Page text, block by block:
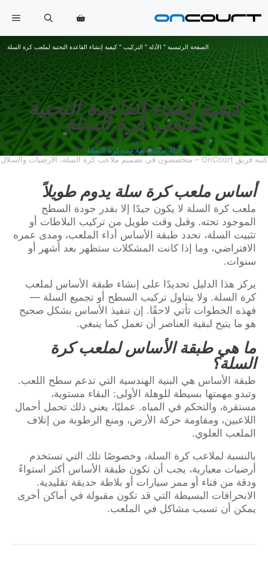
إلى
الصفحة الرئيسية " الأدلة " التركيب " كيفية إنشاء القاعدة التحتية لملعب كرة السلة
كيفية إنشاء القاعدة التحتية
لملعب كرة السلة
أدلة تركيب ملاعب كرة السلة
كتبه فريق OnCourt – متخصصون في تصميم ملاعب كرة السلة، الأرضيات والسلال
أساس ملعب كرة سلة يدوم طويلاً
ملعب كرة السلة لا يكون جيدًا إلا بقدر جودة السطح
الموجود تحته. وقبل وقت طويل من تركيب البلاطات أو
تثبيت السلة، تحدد طبقة الأساس أداء الملعب، ومدى عمره
الافتراضي، وما إذا كانت المشكلات ستظهر بعد أشهر أو
سنوات.
يركز هذا الدليل تحديدًا على إنشاء طبقة الأساس لملعب
كرة السلة. ولا يتناول تركيب السطح أو تجميع السلة —
فهذه الخطوات تأتي لاحقًا. إن تنفيذ الأساس بشكل صحيح
هو ما يتيح لبقية العناصر أن تعمل كما ينبغي.
ما هي طبقة الأساس لملعب كرة
السلة؟
طبقة الأساس هي البنية الهندسية التي تدعم سطح اللعب.
وتبدو مهمتها بسيطة للوهلة الأولى: البقاء مستوية،
مستقرة، والتحكم في المياه. عمليًا، يعني ذلك تحمل أحمال
اللاعبين، ومقاومة حركة الأرض، ومنع الرطوبة من إتلاف
الملعب العلوي.
بالنسبة لملاعب كرة السلة، وخصوصًا تلك التي تستخدم
أرضيات معيارية، يجب أن تكون طبقة الأساس أكثر استواءً
ودقة من فناء أو ممر سيارات أو بلاطة حديقة تقليدية.
الانحرافات البسيطة التي قد تكون مقبولة في أماكن أخرى
يمكن أن تسبب مشاكل في الملعب.